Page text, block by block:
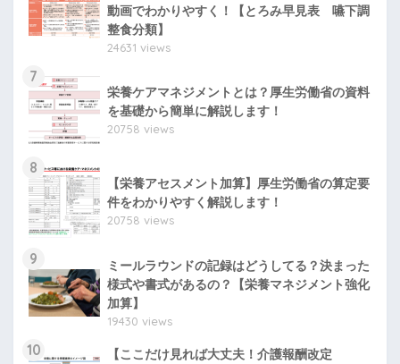
動画でわかりやすく！【とろみ早見表 嚥下調
整食分類】
24631 views
7
栄養ケアマネジメントとは？厚生労働省の資料
を基礎から簡単に解説します！
20758 views
8
【栄養アセスメント加算】厚生労働省の算定要
件をわかりやすく解説します！
20758 views
9
ミールラウンドの記録はどうしてる？決まった
様式や書式があるの？【栄養マネジメント強化
加算】
19430 views
10
【ここだけ見れば大丈夫！介護報酬改定